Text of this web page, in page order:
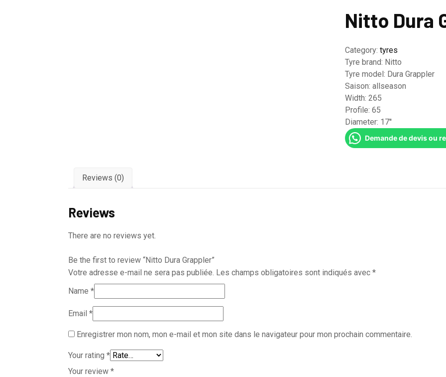
Nitto Dura
Category:tyres
Tyre brand: Nitto
Tyre model: Dura Grappler
Saison:allseason
Width:265
Profile:65
Diameter: 17''
Demande de devis ou
Reviews (0)
Reviews
There are no reviews yet.
Be the first to review “Nitto Dura Grappler”
Votre adresse e-mail ne sera pas publiée. Les champs obligatoires sont indiqués avec *
Name *
Email *
Enregistrer mon nom, mon e-mail et mon site dans le navigateur pour mon prochain commentaire.
Your rating *
Your review *